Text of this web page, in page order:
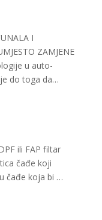
I
ZAMJENE
u auto-
do toga da
ili FAP filtar
čađe koji
čađe koja bi …